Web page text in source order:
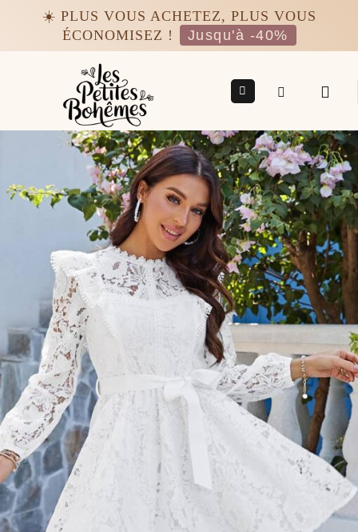
☀️ PLUS VOUS ACHETEZ, PLUS VOUS
ÉCONOMISEZ !
Jusqu'à -40%